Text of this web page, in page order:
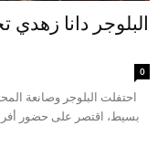
البلوجر دانا زهدي
0
احتفلت البلوجر وصانعة
بسيط، اقتصر على حضور